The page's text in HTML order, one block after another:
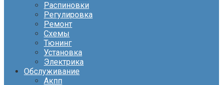
Распиновки
Регулировка
Ремонт
Схемы
Тюнинг
Установка
Электрика
Обслуживание
Акпп